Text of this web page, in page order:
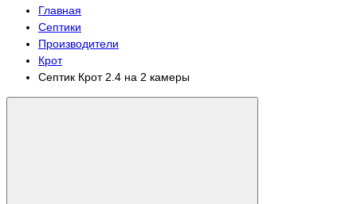
Главная
Септики
Производители
Крот
Септик Крот 2.4 на 2 камеры